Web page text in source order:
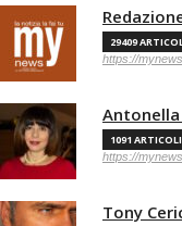
29409
https://
1091 ARTICOLI
https://
Tony